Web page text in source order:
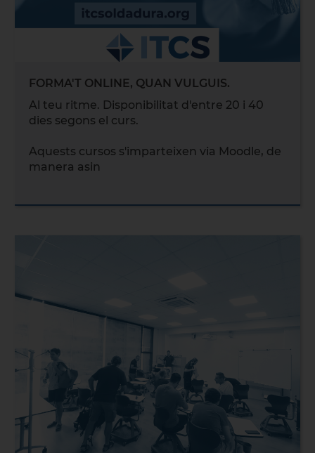
FORMA'T ONLINE, QUAN VULGUIS.
Al teu ritme. Disponibilitat d'entre 20 i 40
dies segons el curs.
Aquests cursos s'imparteixen via Moodle, de
manera asin